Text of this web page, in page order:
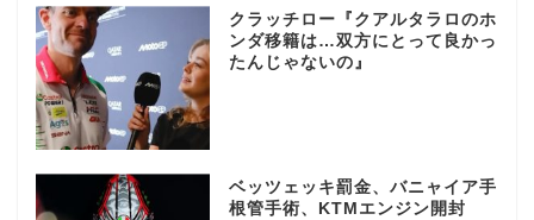
クラッチロー『クアルタラロのホ
ンダ移籍は…双方にとって良かっ
たんじゃないの』
ベッツェッキ罰金、バニャイア手
根管手術、KTMエンジン開封